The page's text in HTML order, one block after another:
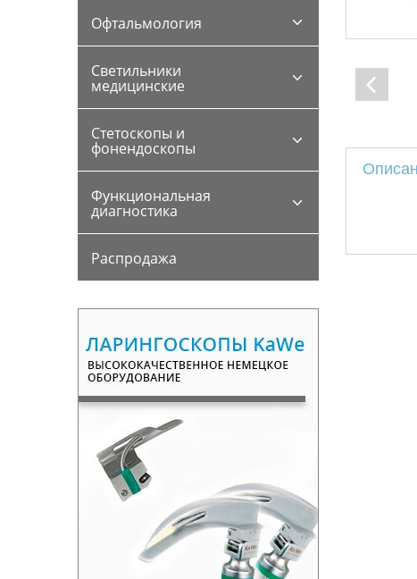
Офтальмология
Светильники
медицинские
Стетоскопы и
фонендоскопы
Функциональная
диагностика
Распродажа